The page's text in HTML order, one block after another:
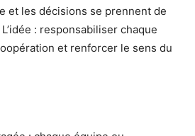
et les décisions se prennent de
: responsabiliser chaque
et renforcer le sens du